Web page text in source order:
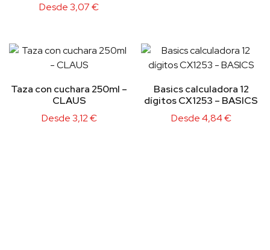
Desde3,07€
Taza con cuchara 250ml –
CLAUS
Desde3,12€
Basics calculadora 12
dígitos CX1253 – BASICS
Desde4,84€